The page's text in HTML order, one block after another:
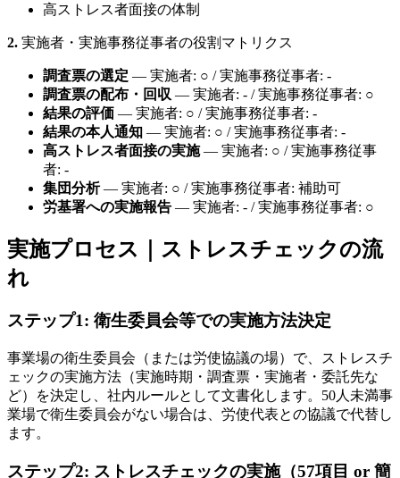
高ストレス者面接の体制
2. 実施者・実施事務従事者の役割マトリクス
調査票の選定 — 実施者: ○ / 実施事務従事者: -
調査票の配布・回収 — 実施者: - / 実施事務従事者: ○
結果の評価 — 実施者: ○ / 実施事務従事者: -
結果の本人通知 — 実施者: ○ / 実施事務従事者: -
高ストレス者面接の実施— 実施者: ○ / 実施事務従事
者: -
集団分析— 実施者: ○ / 実施事務従事者: 補助可
労基署への実施報告 — 実施者: - / 実施事務従事者: ○
実施プロセス｜ストレスチェックの流
れ
ステップ1: 衛生委員会等での実施方法決定
事業場の衛生委員会（または労使協議の場）で、ストレスチ
ェックの実施方法（実施時期・調査票・実施者・委託先な
ど）を決定し、社内ルールとして文書化します。50人未満事
業場で衛生委員会がない場合は、労使代表との協議で代替し
ます。
ステップ2: ストレスチェックの実施（57項目 or 簡